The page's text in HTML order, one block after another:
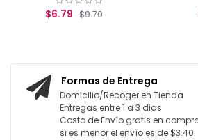
$9.70
Formas de Entrega
Domicilio/Recoger en Tienda
Entregas entre 1 a 3 dias
Costo de Envío gratis en
si es menor el envío es de $3.40